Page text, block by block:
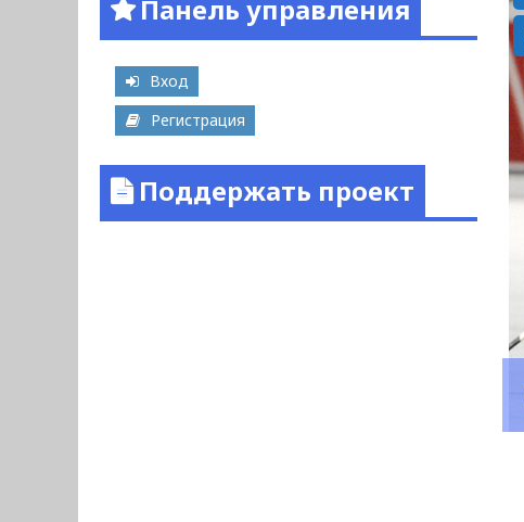
Панель управления
Вход
Регистрация
Поддержать проект